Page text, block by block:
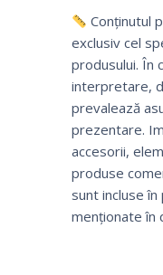
Conținutul
exclusiv cel
produsului. În
interpretare,
prevalează
prezentare.
accesorii,
produse
sunt incluse
menționate în